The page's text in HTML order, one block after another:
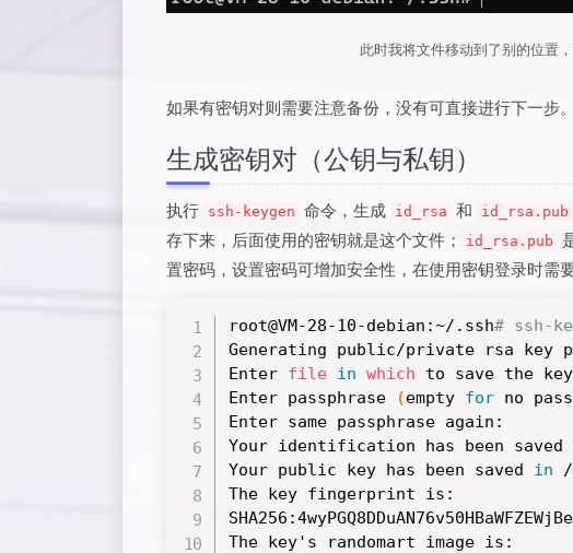
此时我将文件移动到了别的位置
如果有密钥对则需要注意备份，没有可直接进行下一步。
生成密钥对（公钥与私钥）
执行 ssh-keygen 命令，生成 id_rsa 和 id_rsa.pub
存下来，后面使用的密钥就是这个文件；
id_rsa.pub
置密码，设置密码可增加安全性，在使用密钥登录时需
root@VM-28-10-debian:~/.ssh# ssh-
Generating public/private rsa key
Enter file in which to save the key
Enter passphrase
(empty for no
Enter same passphrase again:
Your identification has been saved
Your public key has been saved in /
The key fingerprint is:
The key's randomart image is: